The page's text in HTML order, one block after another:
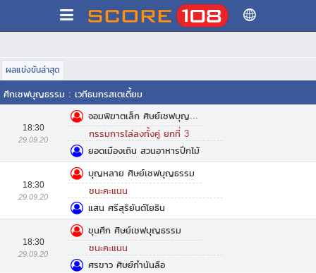
ผลแข่งขันล่าสุด
ศึกเชฟบุญธรรม : เวทีธนกรสเตเดี้ยม
18:30
29.09.20
จอมพิฆาตเล็ก ศิษย์เชฟบุญธรรม
กรรมการไล่ลงทั้งคู่ ยกที่ 3
ยอดเมืองเถิน สวนอาหารปีกไม้
18:30
29.09.20
บุญหลาย ศิษย์เชฟบุญธรรม
ชนะคะแนน
แสน ศรีสุริยันต์โยธิน
18:30
29.09.20
ขุนศึก ศิษย์เชฟบุญธรรม
ชนะคะแนน
ศรขาว ศิษย์กำนันลือ